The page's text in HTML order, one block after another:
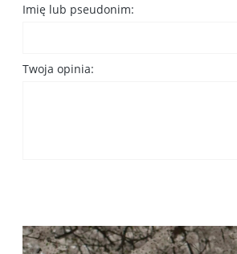
Imię lub pseudonim:
Twoja opinia: